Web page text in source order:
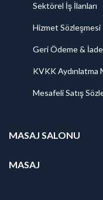
Sektörel İş İlanları
Hizmet Sözleşmesi
Geri Ödeme &
KVKK Aydınlatma
Mesafeli Satış
MASAJ SALONU
MASAJ